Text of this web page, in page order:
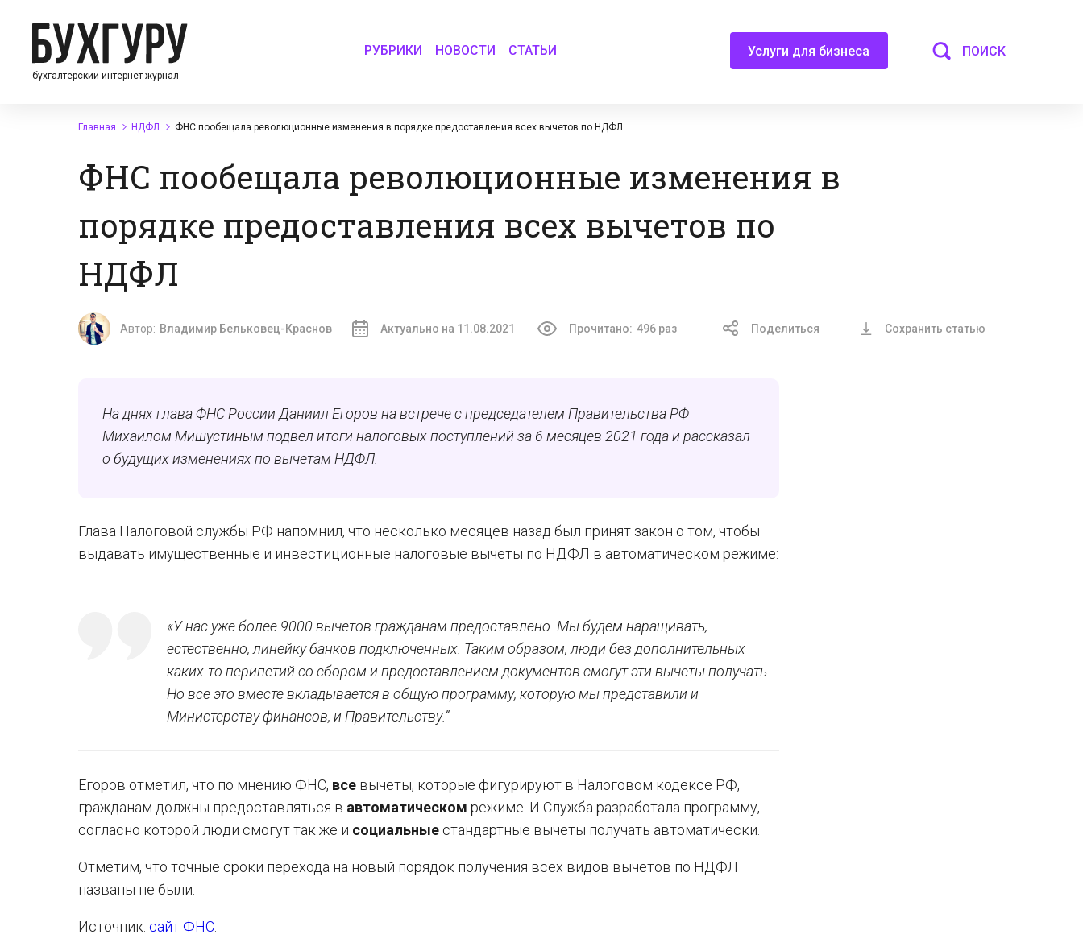
бухгалтерский интернет-журнал
РУБРИКИ НОВОСТИ СТАТЬИ Услуги для бизнеса ПОИСК
Главная НДФЛ ФНС пообещала революционные изменения в порядке предоставления всех вычетов по НДФЛ
ФНС пообещала революционные изменения в
порядке предоставления всех вычетов по
НДФЛ
Автор: Владимир Бельковец-Краснов Актуально на 11.08.2021 Прочитано: 496 раз Поделиться Сохранить статью
На днях глава ФНС России Даниил Егоров на встрече с председателем Правительства РФ
Михаилом Мишустиным подвел итоги налоговых поступлений за 6 месяцев 2021 года и рассказал
о будущих изменениях по вычетам НДФЛ.
Глава Налоговой службы РФ напомнил, что несколько месяцев назад был принят закон о том, чтобы
выдавать имущественные и инвестиционные налоговые вычеты по НДФЛ в автоматическом режиме:
«У нас уже более 9000 вычетов гражданам предоставлено. Мы будем наращивать,
естественно, линейку банков подключенных. Таким образом, люди без дополнительных
каких-то перипетий со сбором и предоставлением документов смогут эти вычеты получать.
Но все это вместе вкладывается в общую программу, которую мы представили и
Министерству финансов, и Правительству.”
Егоров отметил, что по мнению ФНС, все вычеты, которые фигурируют в Налоговом кодексе РФ,
гражданам должны предоставляться в автоматическом режиме. И Служба разработала программу,
согласно которой люди смогут так же и социальные стандартные вычеты получать автоматически.
Отметим, что точные сроки перехода на новый порядок получения всех видов вычетов по НДФЛ
названы не были.
Источник: сайт ФНС